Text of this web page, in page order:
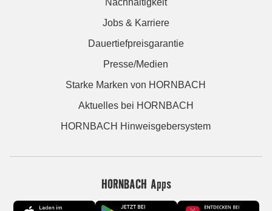
Nachhaltigkeit
Jobs & Karriere
Dauertiefpreisgarantie
Presse/Medien
Starke Marken von HORNBACH
Aktuelles bei HORNBACH
HORNBACH Hinweisgebersystem
HORNBACH Apps